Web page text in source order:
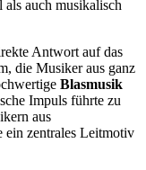
auch musikalisch
Antwort auf das
die Musiker aus ganz
Blasmusik
Impuls führte zu
aus
ein zentrales Leitmotiv